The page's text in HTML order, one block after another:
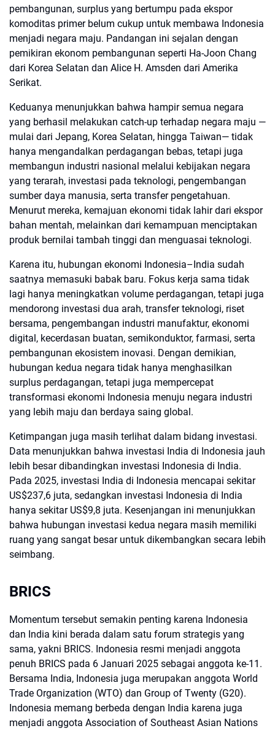
pembangunan, surplus yang bertumpu pada ekspor
komoditas primer belum cukup untuk membawa Indonesia
menjadi negara maju. Pandangan ini sejalan dengan
pemikiran ekonom pembangunan seperti Ha-Joon Chang
dari Korea Selatan dan Alice H. Amsden dari Amerika
Serikat.
Keduanya menunjukkan bahwa hampir semua negara
yang berhasil melakukan catch-up terhadap negara maju —
mulai dari Jepang, Korea Selatan, hingga Taiwan— tidak
hanya mengandalkan perdagangan bebas, tetapi juga
membangun industri nasional melalui kebijakan negara
yang terarah, investasi pada teknologi, pengembangan
sumber daya manusia, serta transfer pengetahuan.
Menurut mereka, kemajuan ekonomi tidak lahir dari ekspor
bahan mentah, melainkan dari kemampuan menciptakan
produk bernilai tambah tinggi dan menguasai teknologi.
Karena itu, hubungan ekonomi Indonesia–India sudah
saatnya memasuki babak baru. Fokus kerja sama tidak
lagi hanya meningkatkan volume perdagangan, tetapi juga
mendorong investasi dua arah, transfer teknologi, riset
bersama, pengembangan industri manufaktur, ekonomi
digital, kecerdasan buatan, semikonduktor, farmasi, serta
pembangunan ekosistem inovasi. Dengan demikian,
hubungan kedua negara tidak hanya menghasilkan
surplus perdagangan, tetapi juga mempercepat
transformasi ekonomi Indonesia menuju negara industri
yang lebih maju dan berdaya saing global.
Ketimpangan juga masih terlihat dalam bidang investasi.
Data menunjukkan bahwa investasi India di Indonesia jauh
lebih besar dibandingkan investasi Indonesia di India.
Pada 2025, investasi India di Indonesia mencapai sekitar
US$237,6 juta, sedangkan investasi Indonesia di India
hanya sekitar US$9,8 juta. Kesenjangan ini menunjukkan
bahwa hubungan investasi kedua negara masih memiliki
ruang yang sangat besar untuk dikembangkan secara lebih
seimbang.
BRICS
Momentum tersebut semakin penting karena Indonesia
dan India kini berada dalam satu forum strategis yang
sama, yakni BRICS. Indonesia resmi menjadi anggota
penuh BRICS pada 6 Januari 2025 sebagai anggota ke-11.
Bersama India, Indonesia juga merupakan anggota World
Trade Organization (WTO) dan Group of Twenty (G20).
Indonesia memang berbeda dengan India karena juga
menjadi anggota Association of Southeast Asian Nations